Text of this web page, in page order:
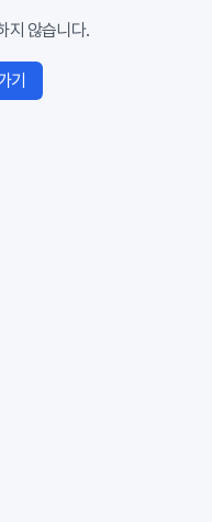
지 않습니다.
기